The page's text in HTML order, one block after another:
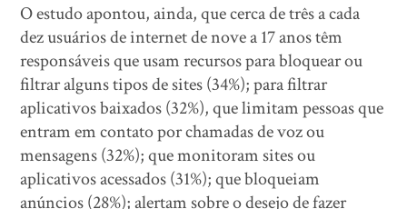
O estudo apontou, ainda, que cerca de três a cada
dez usuários de internet de nove a 17 anos têm
responsáveis que usam recursos para bloquear ou
filtrar alguns tipos de sites (34%); para filtrar
aplicativos baixados (32%), que limitam pessoas que
entram em contato por chamadas de voz ou
mensagens (32%); que monitoram sites ou
aplicativos acessados (31%); que bloqueiam
anúncios (28%); alertam sobre o desejo de fazer